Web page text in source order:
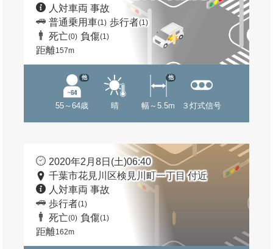
人対車両 事故
普通乗用車(1) 歩行者(1)
死亡(0) 負傷(1)
距離157m
55～64歳
他
晴 幅～5.5m
他
３灯式信号
2020年2月8日(土)06:40
千葉市花見川区検見川町一丁目 付近
人対車両 事故
歩行者(1)
死亡(0) 負傷(1)
距離162m